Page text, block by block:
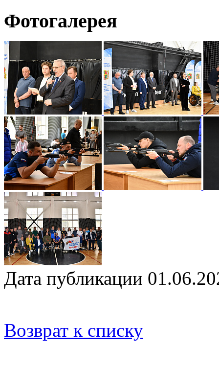
Фотогалерея
Дата публикации
Возврат к списку